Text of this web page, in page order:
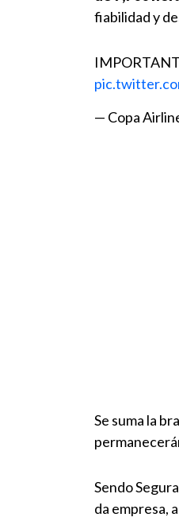
fiabilidad y
— Copa
Se suma la
Sendo
da empresa,